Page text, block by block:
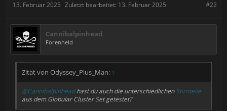
#22
13. Februar 2025 Zuletzt bearbeitet: 13. Februar 2025
Cannibalpinhead
Forenheld
Zitat von Odyssey_Plus_Man: ↑
@Cannibalpinheadhast du auch die unterschiedlichenStirnteile
aus demGlobular ClusterSet getestet?